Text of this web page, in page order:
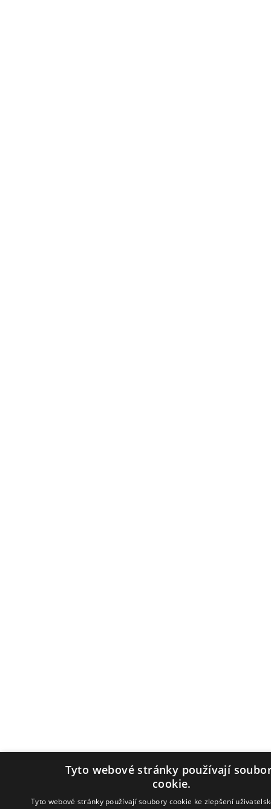
Tyto webové stránky používají
cookie.
Tyto webové stránky používají soubory cookie ke zlepšení